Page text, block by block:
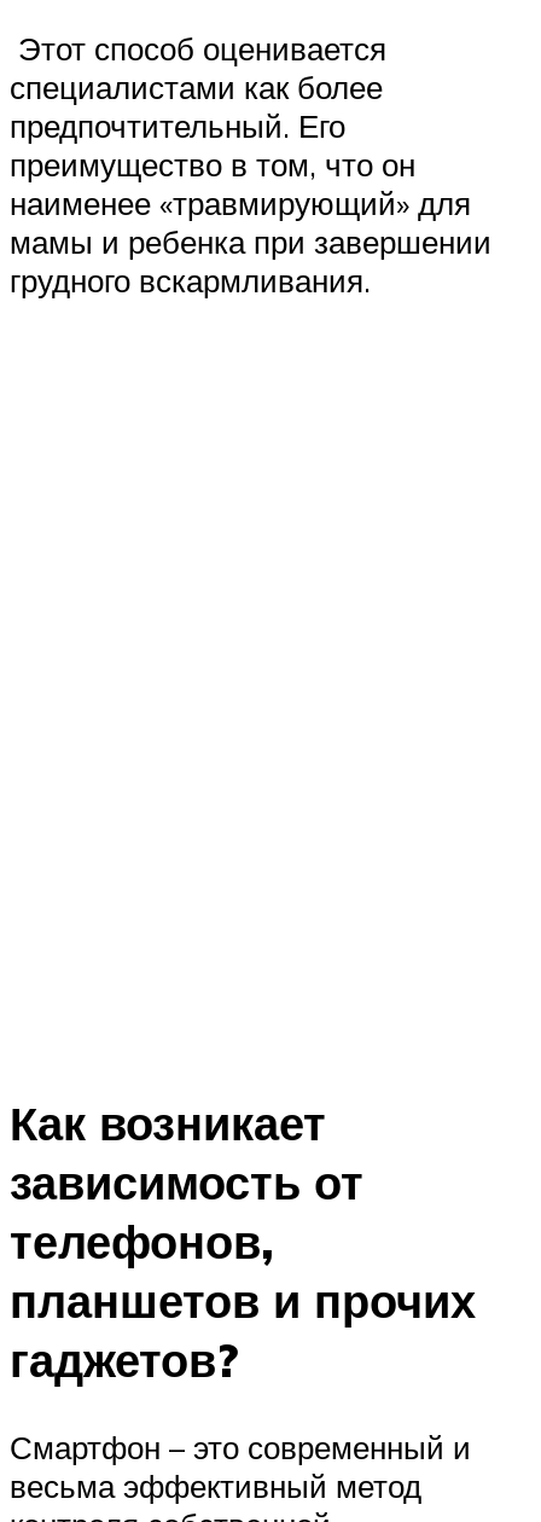
Этот способ оценивается
специалистами как более
предпочтительный. Его
преимущество в том, что он
наименее «травмирующий» для
мамы и ребенка при завершении
грудного вскармливания.
Как возникает
зависимость от
телефонов,
планшетов и прочих
гаджетов?
Смартфон – это современный и
весьма эффективный метод